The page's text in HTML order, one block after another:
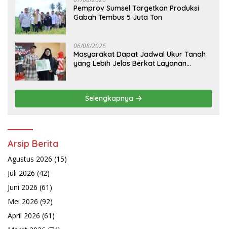
Pemprov Sumsel Targetkan Produksi
Gabah Tembus 5 Juta Ton
06/08/2026
Masyarakat Dapat Jadwal Ukur Tanah
yang Lebih Jelas Berkat Layanan
Selengkapnya
Arsip Berita
Agustus 2026 (15)
Juli 2026 (42)
Juni 2026 (61)
Mei 2026 (92)
April 2026 (61)